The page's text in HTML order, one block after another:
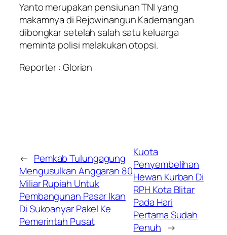
Yanto merupakan pensiunan TNI yang
makamnya di Rejowinangun Kademangan
dibongkar setelah salah satu keluarga
meminta polisi melakukan otopsi.
Reporter : Glorian
← Pemkab Tulungagung
Mengusulkan Anggaran 80
Miliar Rupiah Untuk
Pembangunan Pasar Ikan
Di Sukoanyar Pakel Ke
Pemerintah Pusat
Kuota
Penyembelihan
Hewan Kurban Di
RPH Kota Blitar
Pada Hari
Pertama Sudah
Penuh →